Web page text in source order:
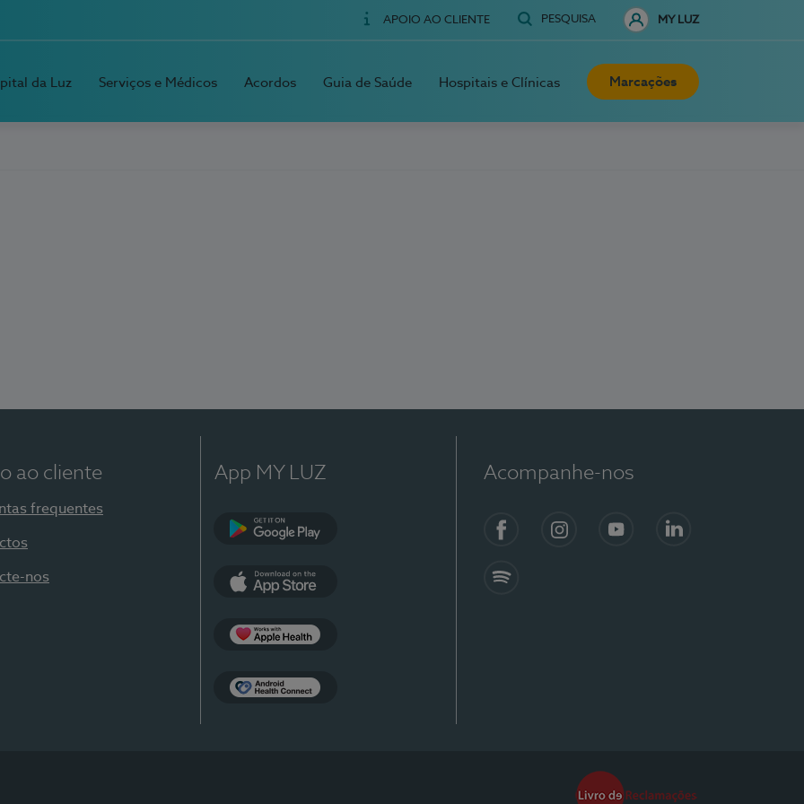
APOIO AO CLIENTE PESQUISA MY LUZ
da Luz Serviços e Médicos Acordos Guia de Saúde Hospitais e Clínicas Marcações
ao cliente
frequentes
nos
App MY LUZ Acompanhe-nos